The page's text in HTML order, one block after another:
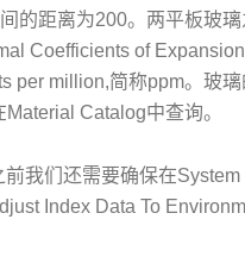
的距离为200。两平板玻
Coefficients of
per million,简称ppm。玻
Catalog中查询。
前我们还需要确保在System
Index Data To